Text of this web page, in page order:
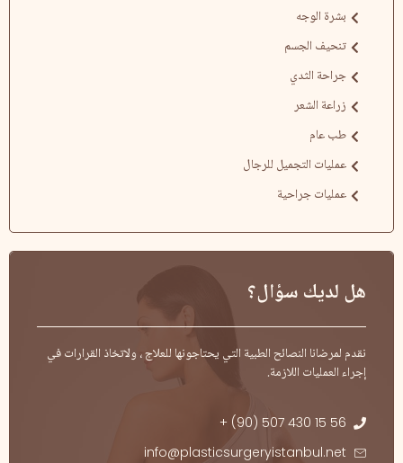
بشرة الوجه
تنحيف الجسم
جراحة الثدي
زراعة الشعر
طب عام
عمليات التجميل للرجال
عمليات جراحية
هل لديك سؤال؟
نقدم لمرضانا النصائح الطبية التي يحتاجونها للعلاج ، ولاتخاذ القرارات في
إجراء العمليات اللازمة.
+ (90) 507 430 15 56
info@plasticsurgeryistanbul.net